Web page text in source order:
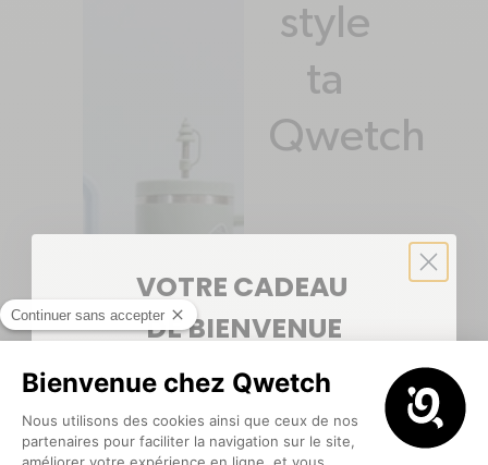
style
ta
Qwetch
Qwetch unique
? Avec nos
stickers,
réinventez
pour qu’elle soit
comme vous :
VOTRE CADEAU
DE BIENVENUE
5€ offerts pour votre première commande💙